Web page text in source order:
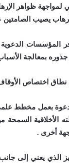
ظواهر
يصيب الصامتين
الدعوية
جذوره بمعالجة
اختصاص الأوقاف
بعمل مخطط
الأخلاقية
أخرى .
الذي يعني إلى